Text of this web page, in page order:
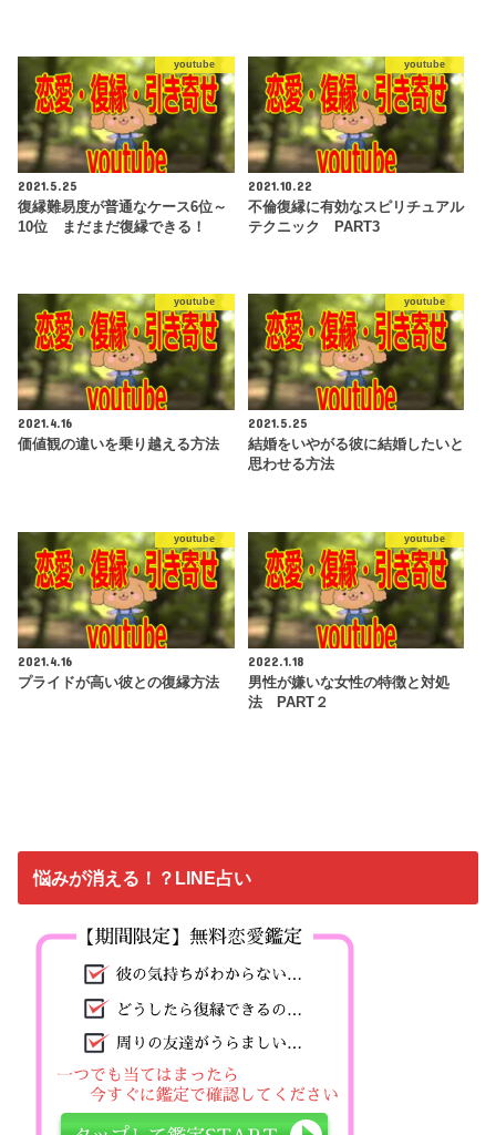
youtube
2021.5.25
復縁難易度が普通なケース6位～
10位 まだまだ復縁できる！
youtube
2021.10.22
不倫復縁に有効なスピリチュアル
テクニック PART3
youtube
2021.4.16
価値観の違いを乗り越える方法
youtube
2021.5.25
結婚をいやがる彼に結婚したいと
思わせる方法
youtube
2021.4.16
プライドが高い彼との復縁方法
youtube
2022.1.18
男性が嫌いな女性の特徴と対処
法 PART２
悩みが消える！？LINE占い